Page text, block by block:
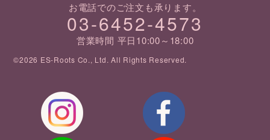
お電話でのご注文も承ります。
03-6452-4573
営業時間 平日10:00～18:00
©2026 ES-Roots Co., Ltd. All Rights Reserved.